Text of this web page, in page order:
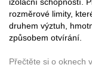
rozměrové limity,
druhem výztuh,
způsobem otvírání.
Přečtěte si o oknech